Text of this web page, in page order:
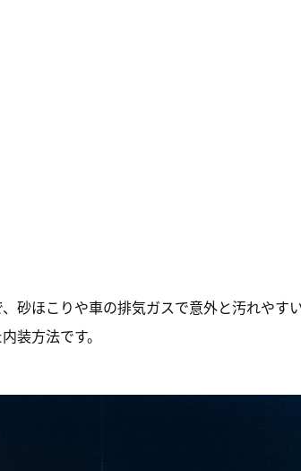
砂ほこりや車の排気ガスで意外と汚れやす
装方法です。